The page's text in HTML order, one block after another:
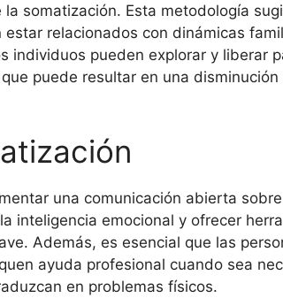
somatización. Esta metodología
relacionados con dinámicas
individuos pueden explorar y liberar
puede resultar en una disminución
una comunicación abierta
inteligencia emocional y ofrecer
Además, es esencial que las
ayuda profesional cuando sea
en problemas físicos.